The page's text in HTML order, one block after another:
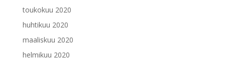
toukokuu 2020
huhtikuu 2020
maaliskuu 2020
helmikuu 2020